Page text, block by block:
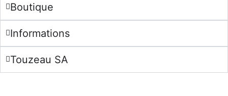
Boutique
Informations
Touzeau SA